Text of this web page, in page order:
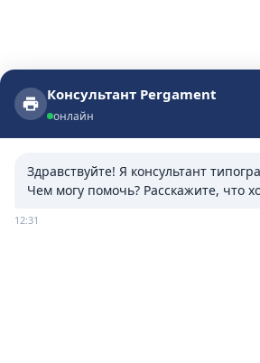
Консультант Pergament
онлайн
Здравствуйте! Я консультант
Чем могу помочь? Расскажите, что
12:31
Консультант Pergament